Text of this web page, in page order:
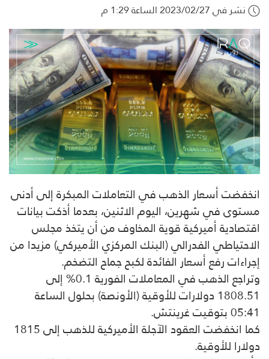
نشر في 2023/02/27 الساعة 1:29 م
انخفضت أسعار الذهب في التعاملات المبكرة إلى أدنى
مستوى في شهرين، اليوم الاثنين، بعدما أذكت بيانات
اقتصادية أميركية قوية المخاوف من أن يتخذ مجلس
الاحتياطي الفدرالي (البنك المركزي الأميركي) مزيدا من
إجراءات رفع أسعار الفائدة لكبح جماح التضخم.
وتراجع الذهب في المعاملات الفورية 0.1% إلى
1808.51 دولارات للأوقية (الأونصة) بحلول الساعة
05:41 بتوقيت غرينتش.
كما انخفضت العقود الآجلة الأميركية للذهب إلى 1815
دولارا للأوقية.